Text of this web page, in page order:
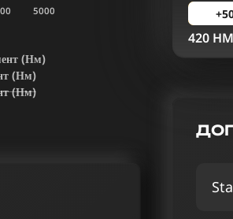
(Нм)
(Нм)
(Нм)
5000
420 HM